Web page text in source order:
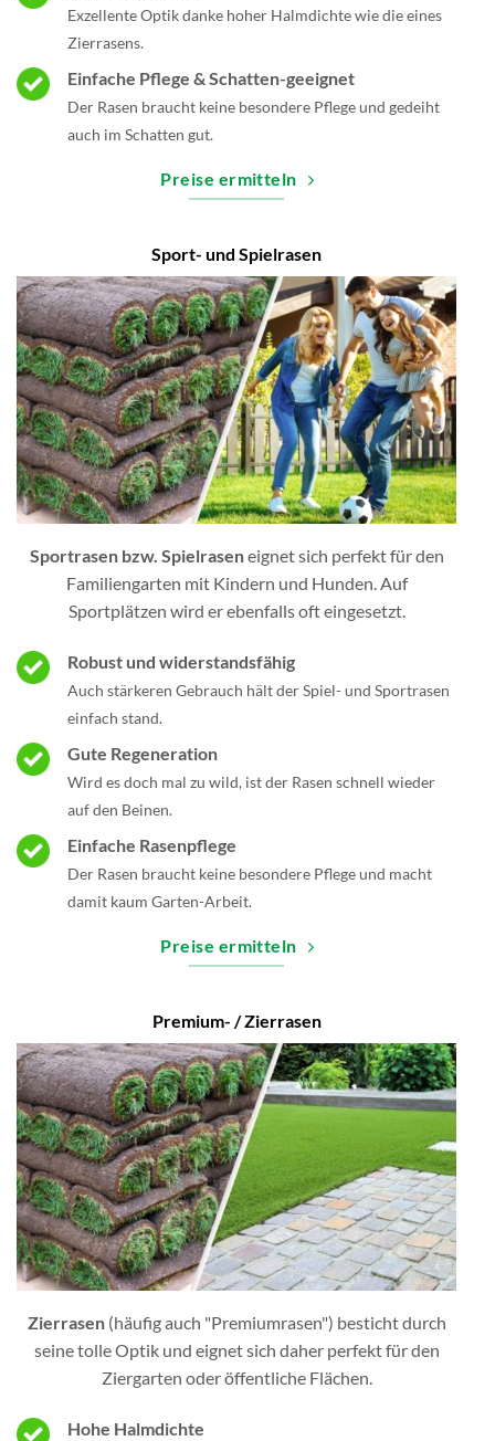
Exzellente Optik danke hoher Halmdichte wie die eines
Zierrasens.
Einfache Pflege & Schatten-geeignet
Der Rasen braucht keine besondere Pflege und gedeiht
auch im Schatten gut.
Preise ermitteln
Sport- und Spielrasen
Sportrasen bzw. Spielraseneignet sich perfekt für den
Familiengarten mit Kindern und Hunden. Auf
Sportplätzen wird er ebenfalls oft eingesetzt.
Robust und widerstandsfähig
Auch stärkeren Gebrauch hält der Spiel- und Sportrasen
einfach stand.
Gute Regeneration
Wird es doch mal zu wild, ist der Rasen schnell wieder
auf den Beinen.
Einfache Rasenpflege
Der Rasen braucht keine besondere Pflege und macht
damit kaum Garten-Arbeit.
Preise ermitteln
Premium- / Zierrasen
Zierrasen(häufig auch "Premiumrasen") besticht durch
seine tolle Optik und eignet sich daher perfekt für den
Ziergarten oder öffentliche Flächen.
Hohe Halmdichte